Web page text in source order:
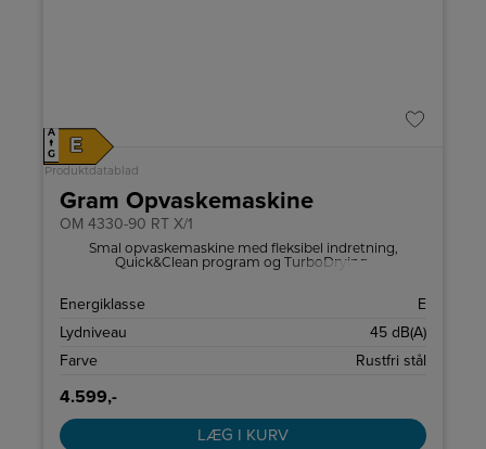
A
↑
G
E
Produktdatablad
Gram Opvaskemaskine
OM 4330-90 RT X/1
Smal opvaskemaskine med fleksibel indretning,
Quick&Clean program og TurboDrying.
Energiklasse
E
Lydniveau
45 dB(A)
Farve
Rustfri stål
4.599,-
LÆG I KURV